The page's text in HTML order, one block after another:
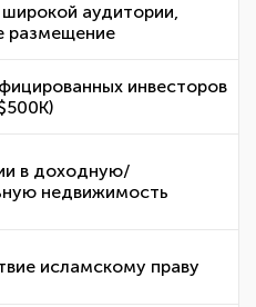
аудитории,
размещение
инвесторов
в доходную/
недвижимость
исламскому праву